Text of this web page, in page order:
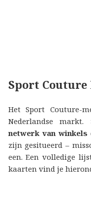
Sport
Het Sport Couture-
Nederlandse markt.
netwerk van winkels
zijn gesitueerd –
een. Een volledige
kaarten vind je